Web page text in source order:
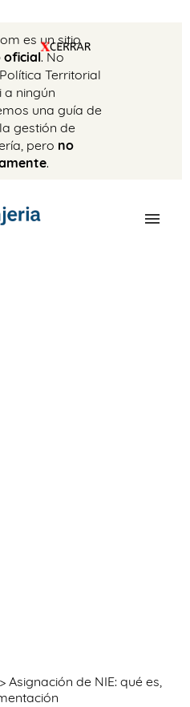
es un sitio
oficial. No
Territorial
ningún
una guía de
gestión de
pero no
.
> Asignación de NIE: qué es,